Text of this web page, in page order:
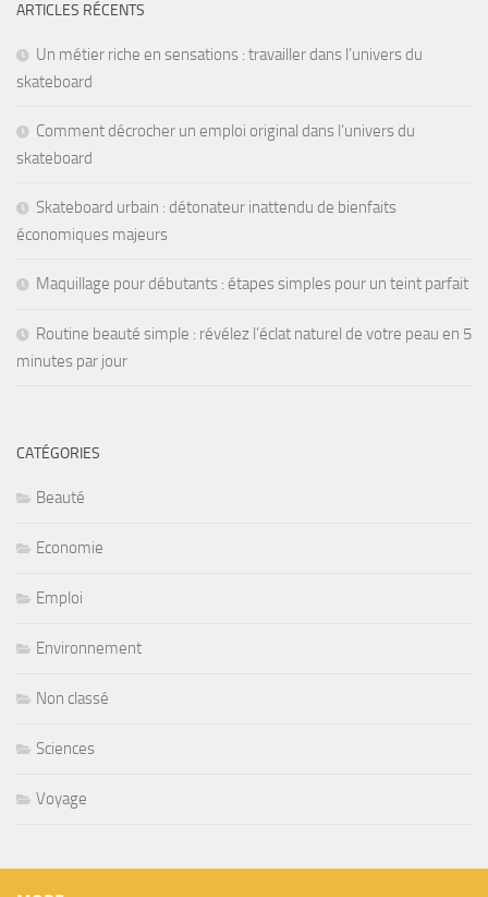
ARTICLES RÉCENTS
Un métier riche en sensations : travailler dans l’univers du
skateboard
Comment décrocher un emploi original dans l’univers du
skateboard
Skateboard urbain : détonateur inattendu de bienfaits
économiques majeurs
Maquillage pour débutants : étapes simples pour un teint parfait
Routine beauté simple : révélez l’éclat naturel de votre peau en 5
minutes par jour
CATÉGORIES
Beauté
Economie
Emploi
Environnement
Non classé
Sciences
Voyage